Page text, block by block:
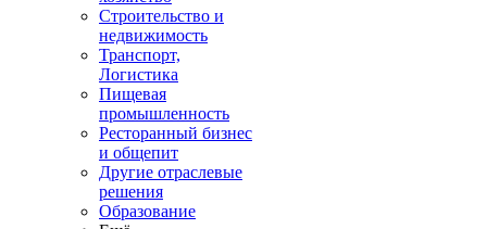
Строительство и
недвижимость
Транспорт,
Логистика
Пищевая
промышленность
Ресторанный бизнес
и общепит
Другие отраслевые
решения
Образование